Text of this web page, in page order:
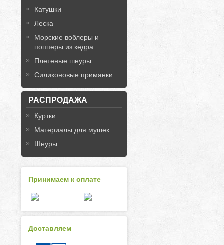
Катушки
Леска
Морские воблеры и
попперы из кедра
Плетеные шнуры
Силиконовые приманки
РАСПРОДАЖА
Куртки
Материалы для мушек
Шнуры
Принимаем к оплате
Доставляем